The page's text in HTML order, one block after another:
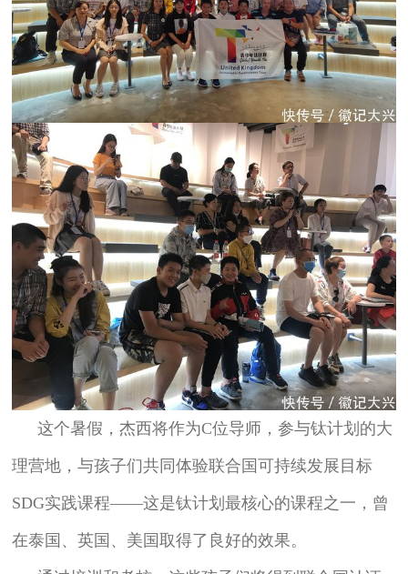
这个暑假，杰西将作为C位导师，参与钛计划的大
理营地，与孩子们共同体验联合国可持续发展目标
SDG实践课程——这是钛计划最核心的课程之一，曾
在泰国、英国、美国取得了良好的效果。